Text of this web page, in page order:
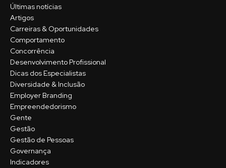
Últimas notícias
Artigos
Carreiras & Oportunidades
Comportamento
Concorrência
Desenvolvimento Profissional
Dicas dos Especialistas
Diversidade & Inclusão
Employer Branding
Empreendedorismo
Gente
Gestão
Gestão de Pessoas
Governança
Indicadores